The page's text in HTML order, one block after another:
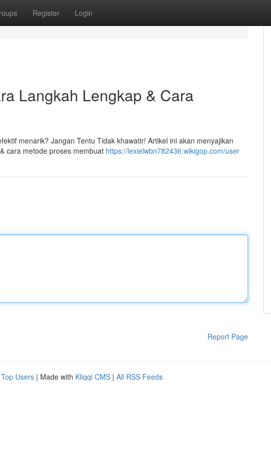
Register Login
Langkah Lengkap & Cara
menarik? Jangan Tentu Tidak khawatir! Artikel ini akan menyajikan
cara metode proses membuat https://lexielwbn782436.wikigop.com/user
Report Page
Top Users | Made with Kliqqi CMS | All RSS Feeds